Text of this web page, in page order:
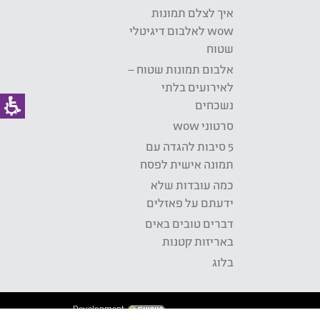
איך לצלם תמונות
wow לאלבום דיגיטלי
שטוח
אלבום תמונות שטוח –
לאירועים בלתי
נשכחים
סרטוני wow
5 סיבות להגדה עם
תמונה אישית לפסח
כמה עובדות שלא
ידעתם על פאזלים
דברים טובים באים
באריזות קטנות
בלוג
Development: